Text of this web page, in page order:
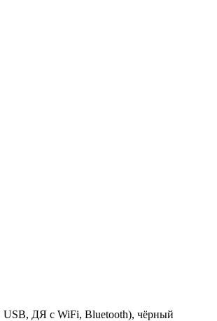
ДЯ с WiFi, Bluetooth), чёрный